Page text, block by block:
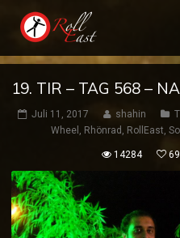
19. TIR – TAG 568 –
Juli 11, 2017 shahin
Wheel , Rhönrad , RollEast,
14284 69